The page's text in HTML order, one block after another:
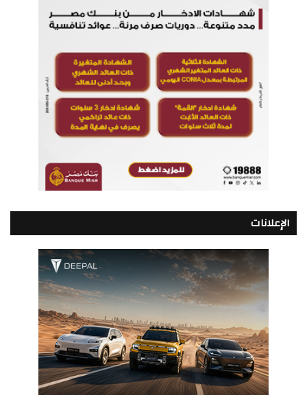
الإعلانات